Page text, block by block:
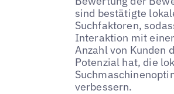
sind bestätigte
Suchfaktoren,
Interaktion mit
Anzahl von Kunden
Potenzial hat, die
verbessern.